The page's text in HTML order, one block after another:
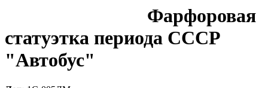
Фарфоровая
статуэтка периода СССР
"Автобус"